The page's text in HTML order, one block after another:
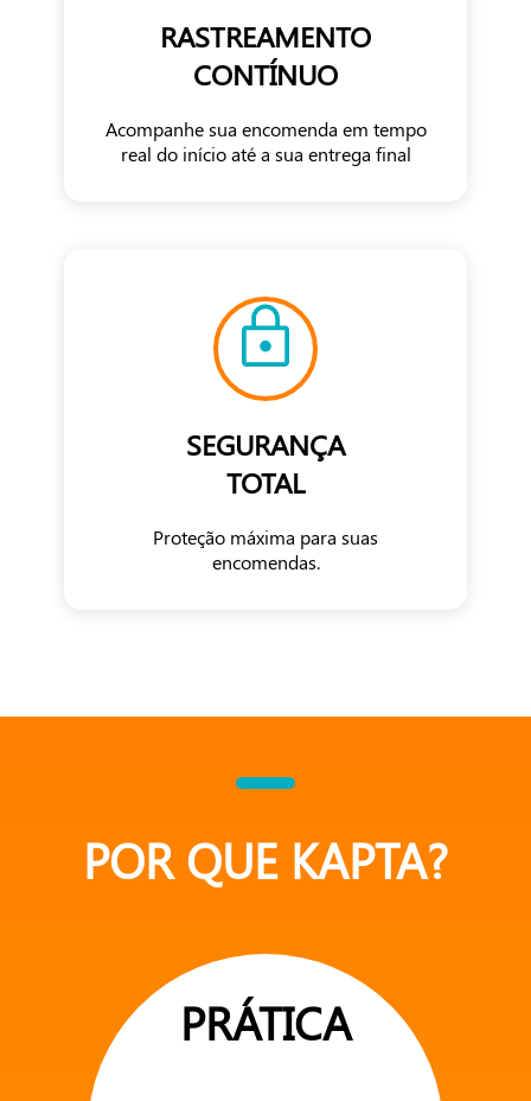
RASTREAMENTO
CONTÍNUO
Acompanhe sua encomenda em tempo
real do início até a sua entrega final
SEGURANÇA
TOTAL
Proteção máxima para suas
encomendas.
POR QUE KAPTA?
PRÁTICA